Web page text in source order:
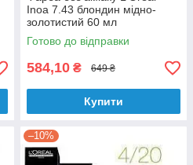
Inoa 7.43 блондин мідно-
золотистий 60 мл
Готово до відправки
584,10 ₴ 649 ₴
Купити
–10%